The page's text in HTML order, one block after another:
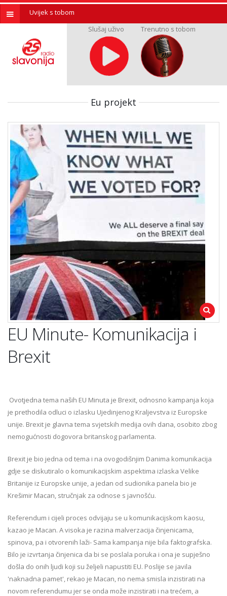
Uvijek s tobom
Slušaj uživo
Trenutno s tobom
Eu projekt
EU Minute- Komunikacija i
Brexit
Ovotjedna tema naših EU Minuta je Brexit, odnosno kampanja koja
je prethodila odluci o izlasku Ujedinjenog Kraljevstva iz Europske
unije. Brexit je glavna tema svjetskih medija ovih dana, osobito zbog
nemogućnosti dogovora britanskog parlamenta.
Brexit je bio jedna od tema i na ovogodišnjim Danima komunikacija
gdje se diskutiralo o komunikacijskim aspektima izlaska Velike
Britanije iz Europske unije, a jedan od sudionika panela bio je
Krešimir Macan, stručnjak za odnose s javnošću.
Referendum i cijeli proces odvijaju se u komunikacijskom kaosu,
kazao je Macan. A visoka je razina malverzacija činjenicama,
spinova, pa i otvorenih laži- Sama kampanja nije bila faktografska.
Bilo je izvrtanja činjenica da bi se poslala poruka i ona je supješno
došla do onih ljudi koji su željeli napustiti EU. Poslije se javila
'naknadna pamet', rekao je Macan, no nema smisla inzistirati na
novom referendumu jer se onda može inzistirati i na trećem, a